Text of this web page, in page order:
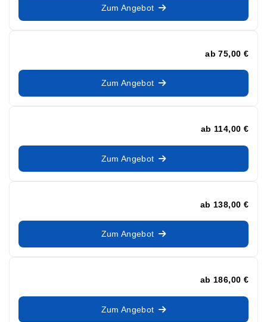
Zum Angebot
ab 75,00 €
Zum Angebot
ab 114,00 €
Zum Angebot
ab 138,00 €
Zum Angebot
ab 186,00 €
Zum Angebot